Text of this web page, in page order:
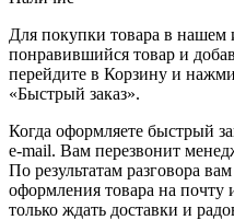
Для покупки товара в нашем
понравившийся товар и
перейдите в Корзину и
«Быстрый заказ».
Когда оформляете быстрый
e-mail. Вам перезвонит
По результатам разговора
оформления товара на почту
только ждать доставки и